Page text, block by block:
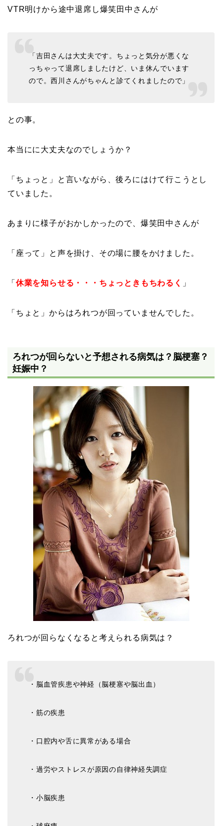
VTR明けから途中退席し爆笑田中さんが
「吉田さんは大丈夫です。ちょっと気分が悪くな
っちゃって退席しましたけど、いま休んでいます
ので。西川さんがちゃんと診てくれましたので」
との事。
本当にに大丈夫なのでしょうか？
「ちょっと」と言いながら、後ろにはけて行こうとし
ていました。
あまりに様子がおかしかったので、爆笑田中さんが
「座って」と声を掛け、その場に腰をかけました。
「 休業を知らせる・・・ちょっときもちわるく 」
「ちょと」からはろれつが回っていませんでした。
ろれつが回らないと予想される病気は？脳梗塞？
妊娠中？
ろれつが回らなくなると考えられる病気は？
・脳血管疾患や神経（脳梗塞や脳出血）
・筋の疾患
・口腔内や舌に異常がある場合
・過労やストレスが原因の自律神経失調症
・小脳疾患